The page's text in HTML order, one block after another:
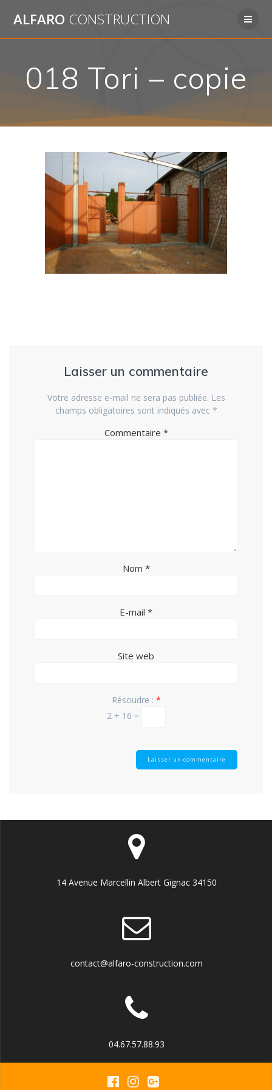
au
ALFARO CONSTRUCTION
018 Tori – copie
Laisser un commentaire
Votre adresse e-mail ne sera pas publiée. Les
champs obligatoires sont indiqués avec *
Commentaire *
Nom *
E-mail *
Site web
Résoudre : *
2 + 16 =
14 Avenue Marcellin Albert Gignac 34150
contact@alfaro-construction.com
04.67.57.88.93